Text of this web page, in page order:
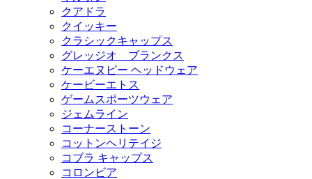
クアドラ
クイッキー
クラシックキャップス
グレッジオ ブランクス
ケーエヌピー ヘッドウェア
ケービーエトス
ゲームスポーツウェア
ジェムライン
コーナーストーン
コットンヘリテイジ
コブラ キャップス
コロンビア